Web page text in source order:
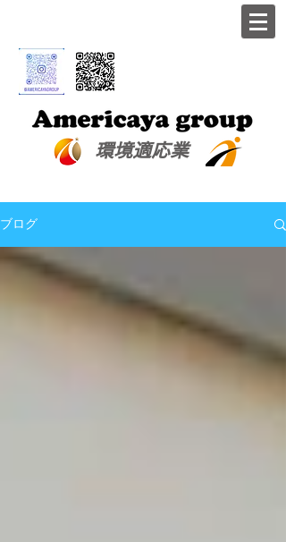
​環境適応業
ブログ